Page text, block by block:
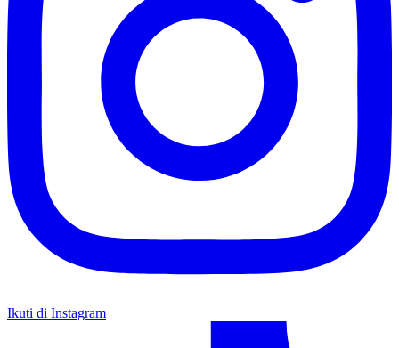
Ikuti di Instagram